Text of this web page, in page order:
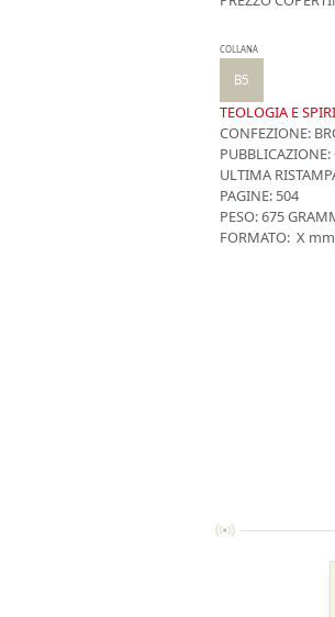
COLLANA
B5
TEOLOGIA E
CONFEZIONE:
PUBBLICAZIONE:
ULTIMA
PAGINE: 504
PESO: 675
FORMATO: X mm